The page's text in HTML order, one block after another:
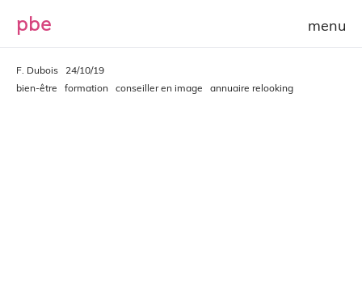
pbe
F. Dubois
24/10/19
bien-être
formation conseiller en image annuaire relooking